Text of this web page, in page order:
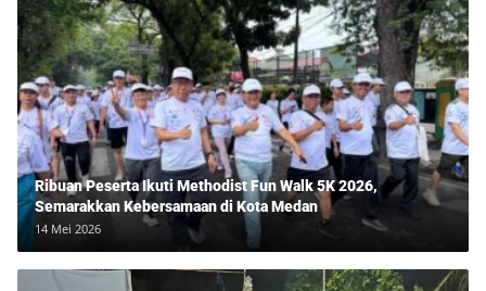
Ribuan Peserta Ikuti Methodist Fun Walk 5K 2026,
Semarakkan Kebersamaan di Kota Medan
14 Mei 2026